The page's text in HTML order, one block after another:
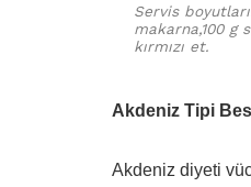
Servis
makarna,100 g
kırmızı et.
Akdeniz Tipi
Akdeniz diyeti